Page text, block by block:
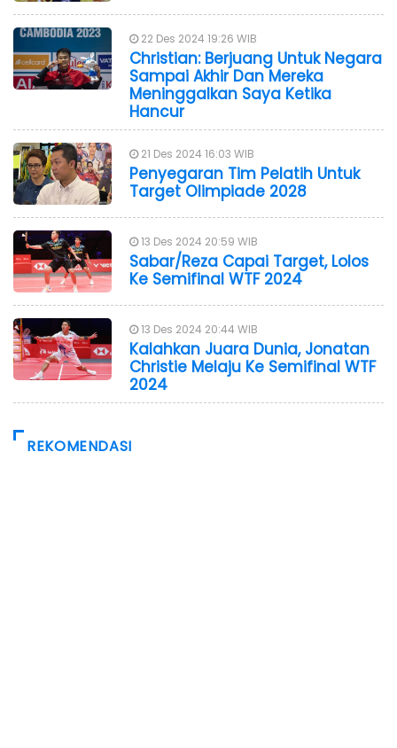
22 Des 2024 19:26 WIB
Christian: Berjuang Untuk Negara
Sampai Akhir Dan Mereka
Meninggalkan Saya Ketika
Hancur
21 Des 2024 16:03 WIB
Penyegaran Tim Pelatih Untuk
Target Olimpiade 2028
13 Des 2024 20:59 WIB
Sabar/Reza Capai Target, Lolos
Ke Semifinal WTF 2024
13 Des 2024 20:44 WIB
Kalahkan Juara Dunia, Jonatan
Christie Melaju Ke Semifinal WTF
2024
REKOMENDASI